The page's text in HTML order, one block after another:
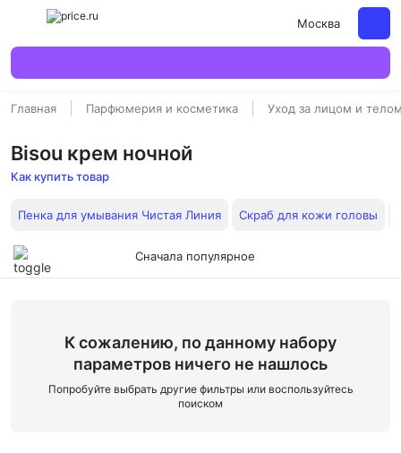
Москва
Главная Парфюмерия и косметика Уход за лицом и
Bisou крем ночной
Как купить товар
Пенка для умывания Чистая Линия Скраб для кожи головы
Сначала популярное
К сожалению, по данному набору
параметров ничего не нашлось
Попробуйте выбрать другие фильтры или воспользуйтесь
поиском